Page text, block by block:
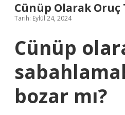
Cünüp Olarak
Tarih: Eylül 24, 2024
Cünüp
bozar mı?